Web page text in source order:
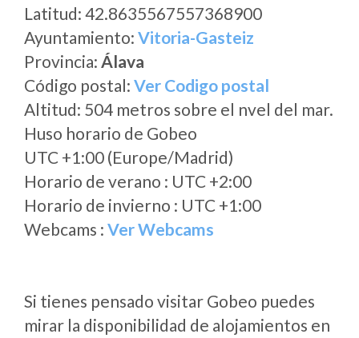
Latitud: 42.8635567557368900
Ayuntamiento: Vitoria-Gasteiz
Provincia: Álava
Código postal: Ver Codigo postal
Altitud: 504 metros sobre el nvel del mar.
Huso horario de Gobeo
UTC +1:00 (Europe/Madrid)
Horario de verano : UTC +2:00
Horario de invierno : UTC +1:00
Webcams : Ver Webcams
Si tienes pensado visitar Gobeo puedes
mirar la disponibilidad de alojamientos en